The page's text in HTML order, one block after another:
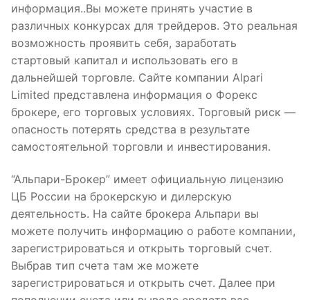
информация..Вы можете принять участие в
различных конкурсах для трейдеров. Это реальная
возможность проявить себя, заработать
стартовый капитал и использовать его в
дальнейшей торговле. Сайте компании Alpari
Limited представлена информация о Форекс
брокере, его торговых условиях. Торговый риск —
опасность потерять средства в результате
самостоятельной торговли и инвестирования.
“Альпари-Брокер” имеет официальную лицензию
ЦБ России на брокерскую и дилерскую
деятельность. На сайте брокера Альпари вы
можете получить информацию о работе компании,
зарегистрироваться и открыть торговый счет.
Выбрав тип счета там же можете
зарегистрироваться и открыть счет. Далее при